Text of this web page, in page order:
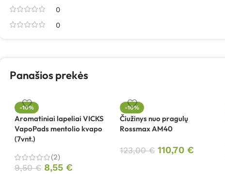
0
0
Panašios prekės
-10%
Aromatiniai lapeliai VICKS
VapoPads mentolio kvapo
(7vnt.)
(2)
9,50€ 8,55 €
-10%
Čiužinys nuo pragulų
Rossmax AM40
123,00€ 110,70€